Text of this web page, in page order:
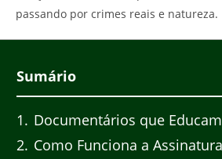
passando por crimes reais e natureza.
Sumário
1
Documentários que
2 Como Funciona a